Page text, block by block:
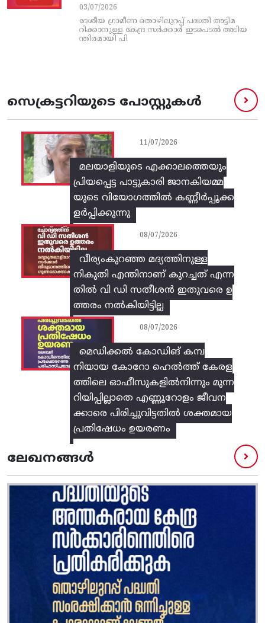
03/07/2026
ദേശീയ ഗ്രാമീണ തൊഴിലുറപ്പ്‌ പദ്ധതി അട്ടിമ
റിക്കാനുള്ള കേന്ദ്ര സര്‍ക്കാര്‍ ഇടപെടല്‍ അടിയ
ന്തിരമായി പി
സെക്രട്ടറിയുടെ പോസ്റ്റുകൾ
മലയാളിയുടെ എക്കാലത്തെയും
പ്രിയപ്പെട്ട പാട്ടുകാരി ജാനകിയമ്മ
യുടെ വിയോഗത്തിൽ കണ്ണീർപ്പൂക്ക
ളർപ്പിക്കുന്നു
11/07/2026
വീര്യംകുറഞ്ഞ മദ്യത്തിനുള്ള
നികുതി എന്തിനാണ് കുറച്ചത് എന്ന
തിൽ വി ഡി സതീശൻ ഇതുവരെ ഉ
ത്തരം നൽകിയിട്ടില്ല
08/07/2026
മെഡിക്കൽ കോഡിങ് കമ്പ
നിയായ കോറോ ഹെൽത്ത് കേരള
ത്തിലെ ഓഫീസുകളിൽനിന്നും മുന്ന
റിയിപ്പില്ലാതെ എണ്ണൂറോളം ജീവന
ക്കാരെ പിരിച്ചുവിട്ടതിൽ‌ ശക്തമായ
പ്രതിഷേധം ഉയരണം
08/07/2026
ലേഖനങ്ങൾ